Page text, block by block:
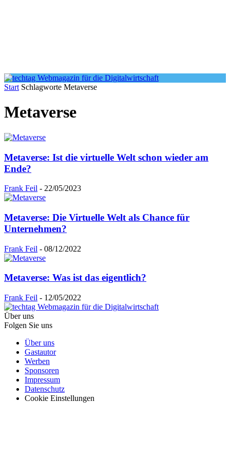
Start Schlagworte Metaverse
Metaverse
Metaverse: Ist die virtuelle Welt schon wieder am
Ende?
Frank Feil - 22/05/2023
Metaverse: Die Virtuelle Welt als Chance für
Unternehmen?
Frank Feil - 08/12/2022
Metaverse: Was ist das eigentlich?
Frank Feil - 12/05/2022
Über uns
Folgen Sie uns
Über uns
Gastautor
Werben
Sponsoren
Impressum
Datenschutz
Cookie Einstellungen